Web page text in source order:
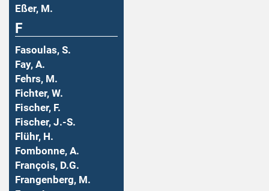
Eßer, M.
F
Fasoulas, S.
Fay, A.
Fehrs, M.
Fichter, W.
Fischer, F.
Fischer, J.-S.
Flühr, H.
Fombonne, A.
François, D.G.
Frangenberg, M.